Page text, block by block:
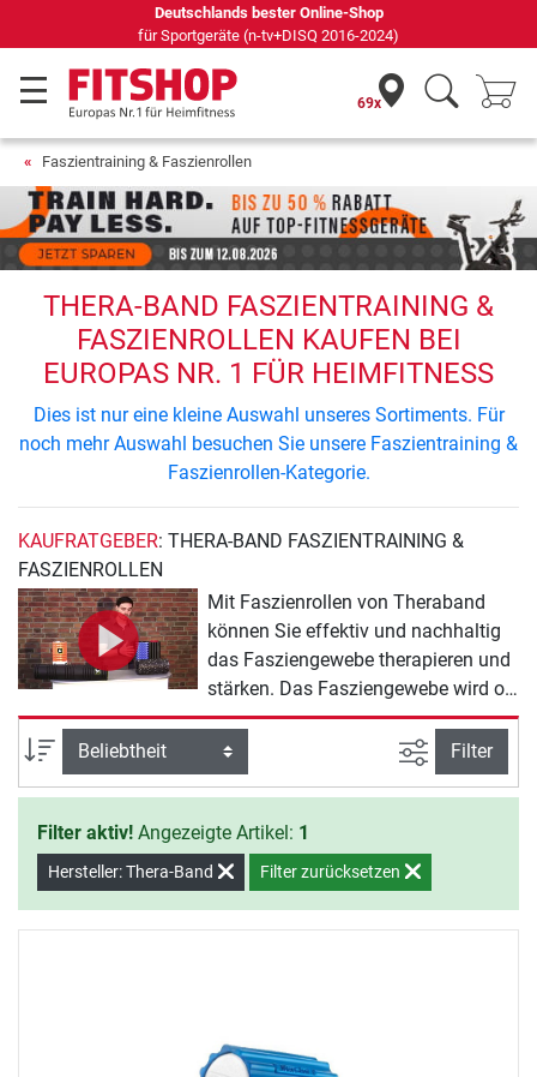
Deutschlands bester Online-Shop
für Sportgeräte (n-tv+DISQ 2016-2024)
69x
Faszientraining & Faszienrollen
THERA-BAND FASZIENTRAINING &
FASZIENROLLEN KAUFEN BEI
EUROPAS NR. 1 FÜR HEIMFITNESS
Dies ist nur eine kleine Auswahl unseres Sortiments. Für
noch mehr Auswahl besuchen Sie unsere Faszientraining &
Faszienrollen-Kategorie.
KAUFRATGEBER: THERA-BAND FASZIENTRAINING &
FASZIENROLLEN
Mit Faszienrollen von Theraband
können Sie effektiv und nachhaltig
das Fasziengewebe therapieren und
stärken. Das Fasziengewebe wird oft
vernachlässigt, doch kann man
dieses sensible Gewebe leicht und
schonend fördern. Durch die
Massage mit der Faszienrolle wird
die Durchblutung in der jeweiligen
Region angeregt, wodurch mehr
Sauerstoff in die Zellen gelangt. Das
Sortierung Ansicht
Filter
Filter aktiv! Angezeigte Artikel: 1
Hersteller: Thera-Band Filter zurücksetzen